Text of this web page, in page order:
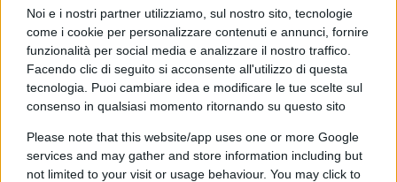
Noi e i nostri partner utilizziamo, sul nostro sito, tecnologie
come i cookie per personalizzare contenuti e annunci, fornire
funzionalità per social media e analizzare il nostro traffico.
Facendo clic di seguito si acconsente all'utilizzo di questa
tecnologia. Puoi cambiare idea e modificare le tue scelte sul
consenso in qualsiasi momento ritornando su questo sito
Please note that this website/app uses one or more Google
services and may gather and store information including but
not limited to your visit or usage behaviour. You may click to
Il casoMennuni.
Gli Hezbollah minacciano Israele, ma anche
l’Italia.